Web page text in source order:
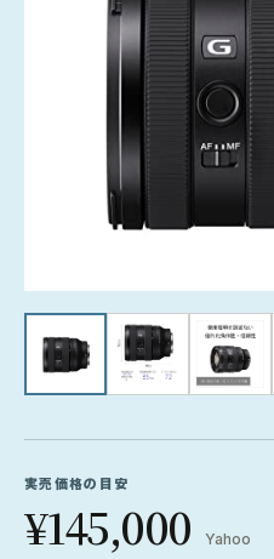
実売価格の目安
¥145,000
Yahoo